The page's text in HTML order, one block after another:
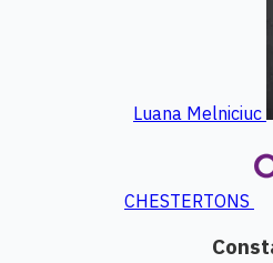
Luana Melniciuc
CHESTERTONS